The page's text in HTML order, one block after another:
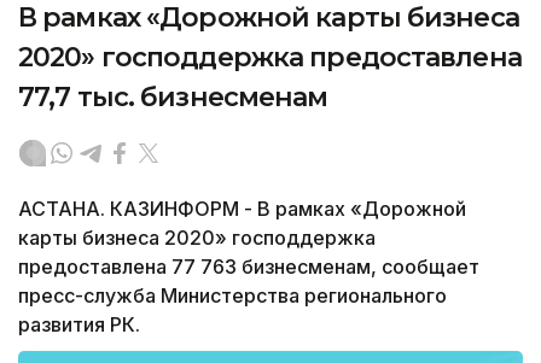
В рамках «Дорожной карты бизнеса
2020» господдержка предоставлена
77,7 тыс. бизнесменам
АСТАНА. КАЗИНФОРМ - В рамках «Дорожной
карты бизнеса 2020» господдержка
предоставлена 77 763 бизнесменам, сообщает
пресс-служба Министерства регионального
развития РК.